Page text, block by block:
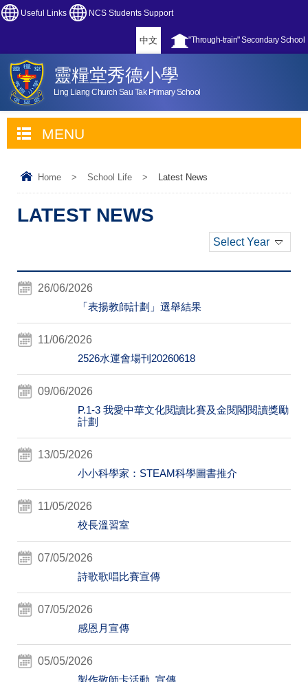
Useful Links NCS Students Support
"Through-train" Secondary School
中文
靈糧堂秀德小學
Ling Liang Church Sau Tak Primary School
MENU
Home > School Life > Latest News
LATEST NEWS
Select Year
26/06/2026
「表揚教師計劃」選舉結果
11/06/2026
2526水運會場刊20260618
09/06/2026
P.1-3 我愛中華文化閱讀比賽及金閱閣閱讀獎勵
計劃
13/05/2026
小小科學家：STEAM科學圖書推介
11/05/2026
校長溫習室
07/05/2026
詩歌歌唱比賽宣傳
07/05/2026
感恩月宣傳
05/05/2026
製作敬師卡活動_宣傳